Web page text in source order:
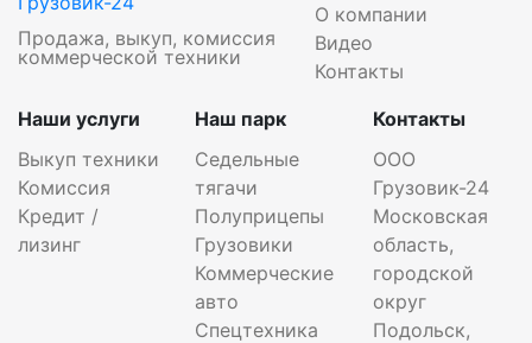
Продажа, выкуп, комиссия
коммерческой техники
О компании
Видео
Контакты
Наши услуги
Выкуп техники
Комиссия
Кредит /
лизинг
Наш парк
Седельные
тягачи
Полуприцепы
Грузовики
Коммерческие
авто
Спецтехника
Контакты
ООО
Грузовик-24
Московская
область,
городской
округ
Подольск,